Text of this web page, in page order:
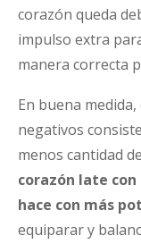
corazón queda
impulso extra
manera correcta
En buena
negativos
menos cantidad
corazón late
hace con más
equiparar y